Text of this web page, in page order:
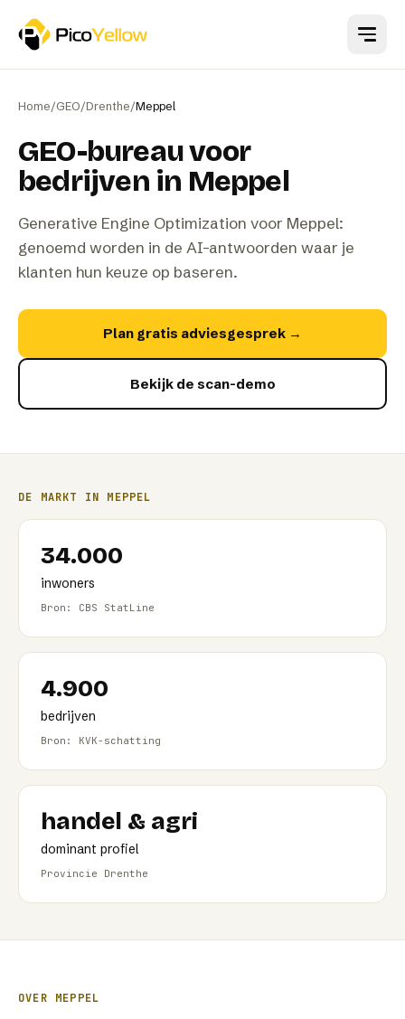
Home/GEO/Drenthe/Meppel
GEO-bureau voor
bedrijven in Meppel
Generative Engine Optimization voor Meppel:
genoemd worden in de AI-antwoorden waar je
klanten hun keuze op baseren.
Plan gratis adviesgesprek →
Bekijk de scan-demo
DE MARKT IN MEPPEL
34.000
inwoners
Bron: CBS StatLine
4.900
bedrijven
Bron: KVK-schatting
handel & agri
dominant profiel
Provincie Drenthe
OVER MEPPEL